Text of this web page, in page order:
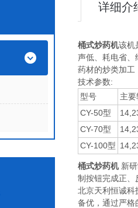
详细介
桶式炒药机该机
声低、耗电省、
药材的炒类加工
技术参数:
型号
主要
CY-50型
CY-70型
CY-100型
桶式炒药机新研
制按钮完成正、
北京天利恒诚科
备优，通过严格